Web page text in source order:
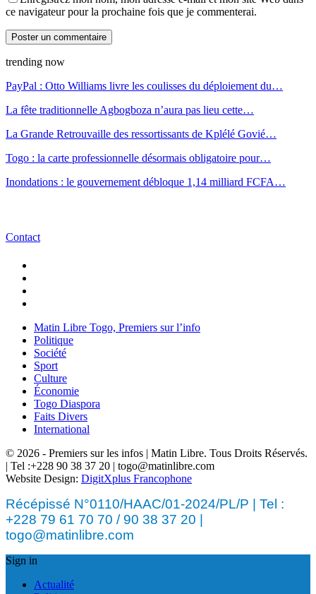
ce navigateur pour la prochaine fois que je commenterai.
trending now
PayPal : Otto Williams livre les coulisses du déploiement du…
La fête traditionnelle Agbogboza n’aura pas lieu cette…
La Grande Retrouvaille des ressortissants de Kplélé Govié…
Togo : la carte professionnelle désormais obligatoire pour…
Inondations : le gouvernement débloque 1,14 milliard FCFA…
Contact
Matin Libre Togo, Premiers sur l’info
Politique
Société
Sport
Culture
Économie
Togo Diaspora
Faits Divers
International
© 2026 - Premiers sur les infos | Matin Libre. Tous Droits Réservés.
| Tel :+228 90 38 37 20 | togo@matinlibre.com
Website Design: DigitXplus Francophone
Récépissé N°0110/HAAC/01-2024/PL/P | Tel :
+228 79 61 70 70 / 90 38 37 20 |
togo@matinlibre.com
Sign in
Actualité